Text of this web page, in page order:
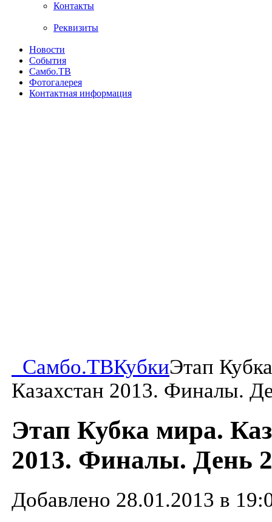
Контакты
Реквизиты
Новости
События
Самбо.ТВ
Фотогалерея
Контактная информация
Самбо.ТВКубкиЭтап
Казахстан 2013. Финалы.
Этап Кубка мира.
2013. Финалы. День
Добавлено 28.01.2013 в